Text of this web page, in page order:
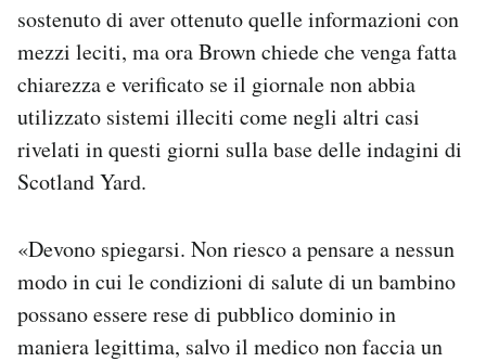
sostenuto di aver ottenuto quelle informazioni con
mezzi leciti, ma ora Brown chiede che venga fatta
chiarezza e verificato se il giornale non abbia
utilizzato sistemi illeciti come negli altri casi
rivelati in questi giorni sulla base delle indagini di
Scotland Yard.
«Devono spiegarsi. Non riesco a pensare a nessun
modo in cui le condizioni di salute di un bambino
possano essere rese di pubblico dominio in
maniera legittima, salvo il medico non faccia un